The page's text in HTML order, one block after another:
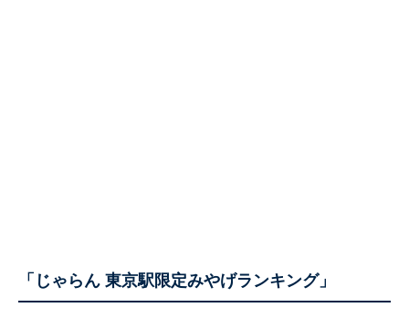
「じゃらん 東京駅限定みやげランキング」